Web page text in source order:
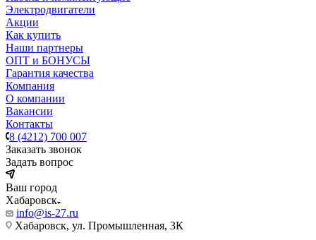
Электродвигатели
Акции
Как купить
Наши партнеры
ОПТ и БОНУСЫ
Гарантия качества
Компания
О компании
Вакансии
Контакты
8 (4212) 700 007
Заказать звонок
Задать вопрос
Ваш город
Хабаровск
info@is-27.ru
Хабаровск, ул. Промышленная, 3К